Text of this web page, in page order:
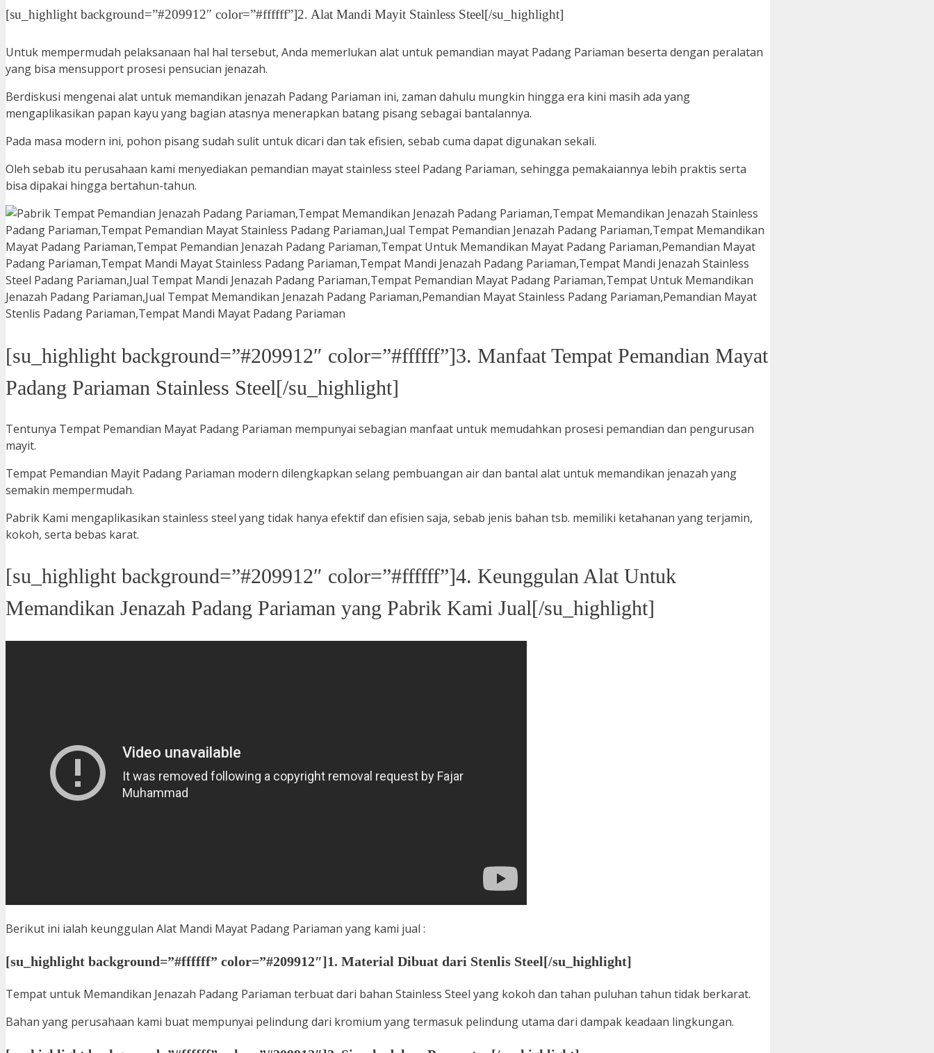
[su_highlight background=”#209912″ color=”#ffffff”]2. Alat Mandi Mayit Stainless Steel[/su_highlight]
Untuk mempermudah pelaksanaan hal hal tersebut, Anda memerlukan alat untuk pemandian mayat Padang Pariaman beserta dengan peralatan
yang bisa mensupport prosesi pensucian jenazah.
Berdiskusi mengenai alat untuk memandikan jenazah Padang Pariaman ini, zaman dahulu mungkin hingga era kini masih ada yang
mengaplikasikan papan kayu yang bagian atasnya menerapkan batang pisang sebagai bantalannya.
Pada masa modern ini, pohon pisang sudah sulit untuk dicari dan tak efisien, sebab cuma dapat digunakan sekali.
Oleh sebab itu perusahaan kami menyediakan pemandian mayat stainless steel Padang Pariaman, sehingga pemakaiannya lebih praktis serta
bisa dipakai hingga bertahun-tahun.
[su_highlight background=”#209912″ color=”#ffffff”]3. Manfaat Tempat Pemandian Mayat
Padang Pariaman Stainless Steel[/su_highlight]
Tentunya Tempat Pemandian Mayat Padang Pariaman mempunyai sebagian manfaat untuk memudahkan prosesi pemandian dan pengurusan
mayit.
Tempat Pemandian Mayit Padang Pariaman modern dilengkapkan selang pembuangan air dan bantal alat untuk memandikan jenazah yang
semakin mempermudah.
Pabrik Kami mengaplikasikan stainless steel yang tidak hanya efektif dan efisien saja, sebab jenis bahan tsb. memiliki ketahanan yang terjamin,
kokoh, serta bebas karat.
[su_highlight background=”#209912″ color=”#ffffff”]4. Keunggulan Alat Untuk
Memandikan Jenazah Padang Pariaman yang Pabrik Kami Jual[/su_highlight]
Berikut ini ialah keunggulan Alat Mandi Mayat Padang Pariaman yang kami jual :
[su_highlight background=”#ffffff” color=”#209912″]1. Material Dibuat dari Stenlis Steel[/su_highlight]
Tempat untuk Memandikan Jenazah Padang Pariaman terbuat dari bahan Stainless Steel yang kokoh dan tahan puluhan tahun tidak berkarat.
Bahan yang perusahaan kami buat mempunyai pelindung dari kromium yang termasuk pelindung utama dari dampak keadaan lingkungan.